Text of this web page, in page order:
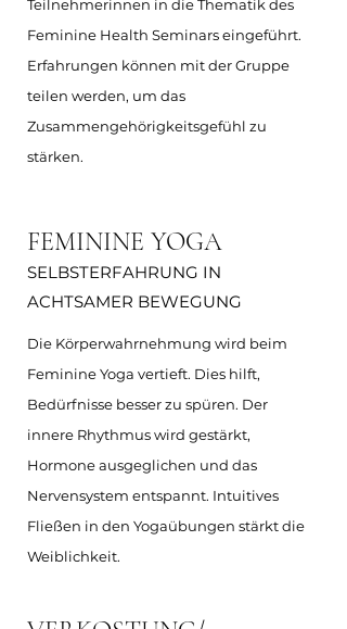
Teilnehmerinnen in die Thematik des
Feminine Health Seminars eingeführt.
Erfahrungen können mit der Gruppe
teilen werden, um das
Zusammengehörigkeitsgefühl zu
stärken.
FEMININE YOGA
SELBSTERFAHRUNG IN
ACHTSAMER BEWEGUNG
Die Körperwahrnehmung wird beim
Feminine Yoga vertieft. Dies hilft,
Bedürfnisse besser zu spüren. Der
innere Rhythmus wird gestärkt,
Hormone ausgeglichen und das
Nervensystem entspannt. Intuitives
Fließen in den Yogaübungen stärkt die
Weiblichkeit.